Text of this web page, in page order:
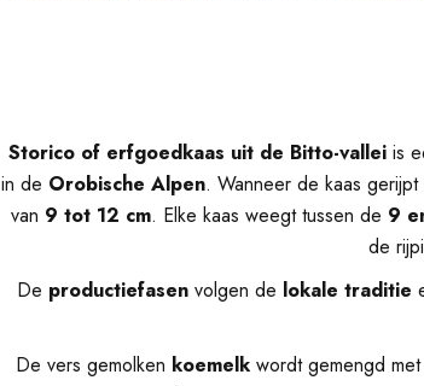
Storico of erfgoedkaas uit de Bitto-valleiis
in de Orobische Alpen. Wanneer de kaas
van 9 tot 12 cm. Elke kaas weegt tussen de 9
de
De productiefasenvolgen de lokale traditie
De vers gemolken koemelkwordt gemengd met